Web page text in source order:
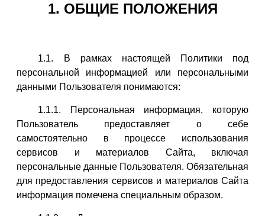
1. ОБЩИЕ ПОЛОЖЕНИЯ
1.1. В рамках настоящей Политики под
персональной информацией или персональными
данными Пользователя понимаются:
1.1.1. Персональная информация, которую
Пользователь предоставляет о себе
самостоятельно в процессе использования
сервисов и материалов Сайта, включая
персональные данные Пользователя. Обязательная
для предоставления сервисов и материалов Сайта
информация помечена специальным образом.